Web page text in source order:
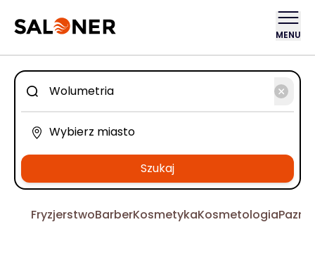
MENU
Szukaj
FryzjerstwoBarberKosmetykaKosmetologia